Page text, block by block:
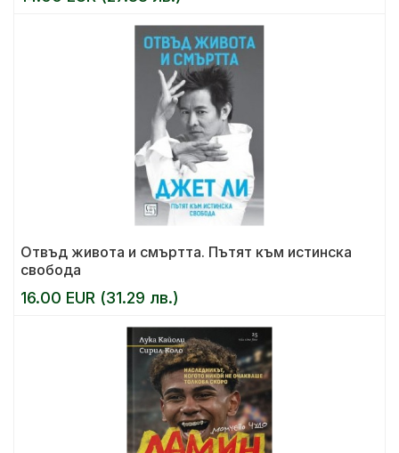
Отвъд живота и смъртта. Пътят към истинска
свобода
16.00 EUR (31.29 лв.)